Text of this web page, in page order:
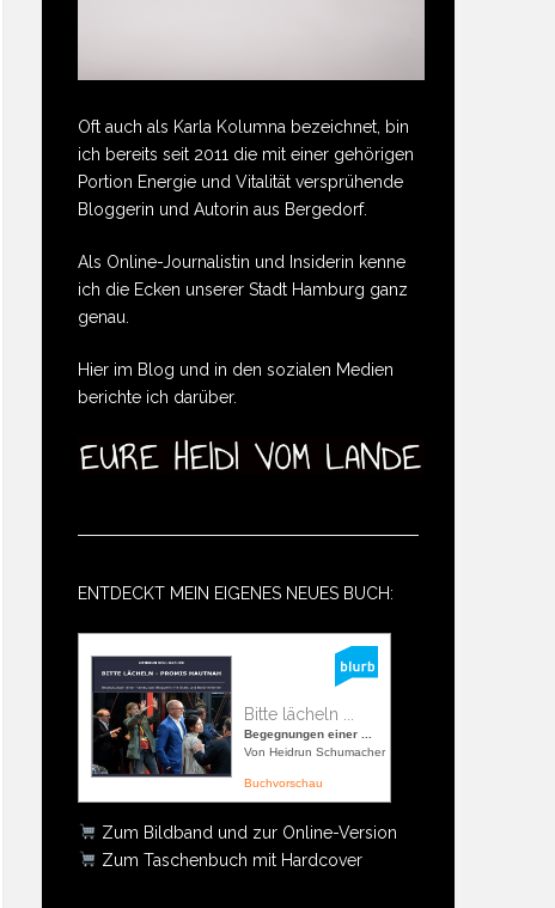
Oft auch als Karla Kolumna bezeichnet, bin
ich bereits seit 2011 die mit einer gehörigen
Portion Energie und Vitalität versprühende
Bloggerin und Autorin aus Bergedorf.
Als Online-Journalistin und Insiderin kenne
ich die Ecken unserer Stadt Hamburg ganz
genau.
Hier im Blog und in den sozialen Medien
berichte ich darüber.
ENTDECKT MEIN EIGENES NEUES BUCH:
Bitte lächeln ...
Begegnungen einer ...
Von Heidrun Schumacher
Buchvorschau
Zum Bildband und zur Online-Version
Zum Taschenbuch mit Hardcover